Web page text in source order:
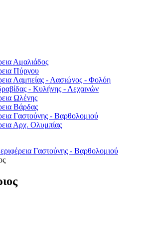
Αμαλιάδος
Πύργου
Λαμπείας - Λασιώνος - Φολόη
- Κυλήνης - Λεχαινών
Ωλένης
Βάρδας
Γαστούνης - Βαρθολομιού
Αρχ. Ολυμπίας
Γαστούνης - Βαρθολομιού